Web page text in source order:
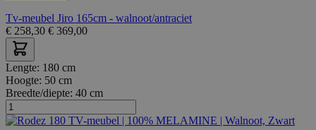
Tv-meubel Jiro 165cm - walnoot/antraciet
€ 258,30 € 369,00
Lengte: 180 cm
Hoogte: 50 cm
Breedte/diepte: 40 cm